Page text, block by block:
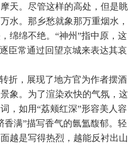
天。尽管这样的高处，但是眺
水。那乡愁就象那万重烟水，
绵绵不绝。“神州”指中原，这
臣常通过回望京城来表达其哀
折，展现了地方官为作者摆酒
象。为了渲染欢快的气氛，这
，如用“荔颊红深”形容美人容
香满”描写香气的氤氲馥郁。轻
越是写得热烈，越能反衬出山